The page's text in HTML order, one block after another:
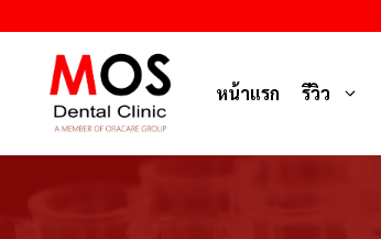
to
content
หน้าแรก รีวิว